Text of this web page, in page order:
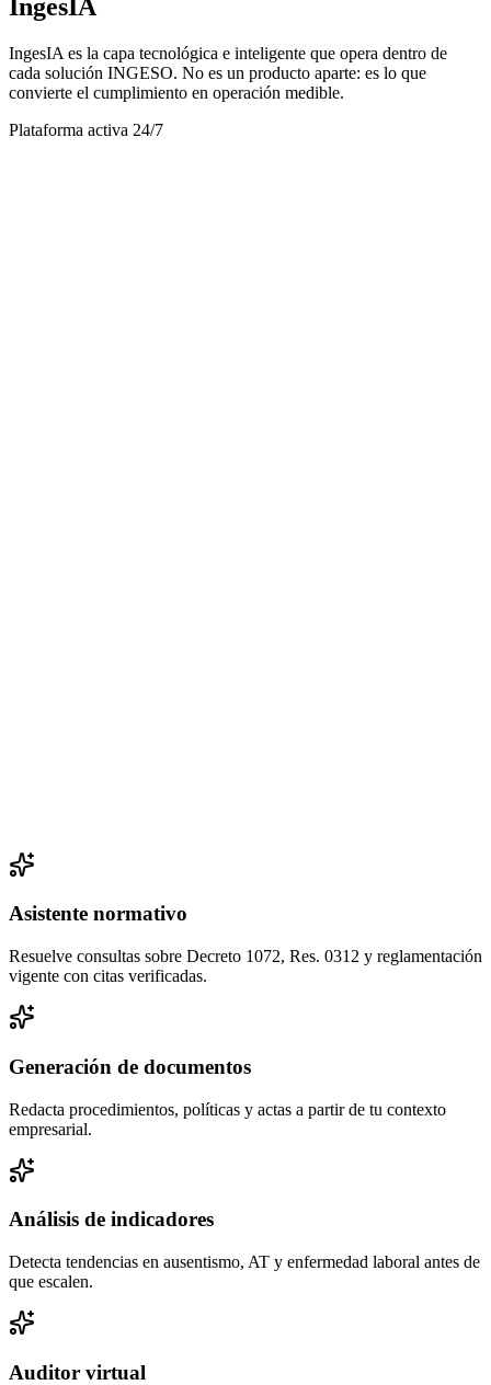
IngesIA
IngesIA es la capa tecnológica e inteligente que opera dentro de
cada solución INGESO. No es un producto aparte: es lo que
convierte el cumplimiento en operación medible.
Plataforma activa 24/7
Asistente normativo
Resuelve consultas sobre Decreto 1072, Res. 0312 y reglamentación
vigente con citas verificadas.
Generación de documentos
Redacta procedimientos, políticas y actas a partir de tu contexto
empresarial.
Análisis de indicadores
Detecta tendencias en ausentismo, AT y enfermedad laboral antes de
que escalen.
Auditor virtual